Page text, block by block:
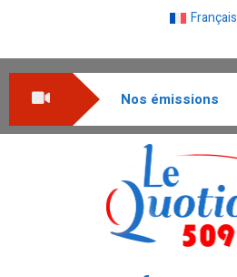
Français
Nos émissions